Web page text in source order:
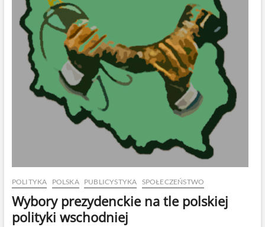
akademickim
ściemniaczem
POLITYKA POLSKA PUBLICYSTYKA SPOŁECZEŃSTWO
Wybory prezydenckie na tle polskiej
polityki wschodniej